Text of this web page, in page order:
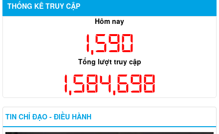
THỐNG KÊ TRUY CẬP
Hôm nay
1,590
Tổng lượt truy cập
1,584,698
TIN CHỈ ĐẠO - ĐIỀU HÀNH